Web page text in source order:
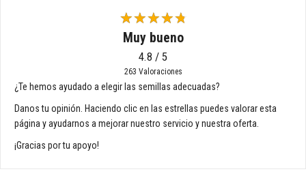
Muy bueno
4.8 / 5
263 Valoraciones
¿Te hemos ayudado a elegir las semillas adecuadas?
Danos tu opinión. Haciendo clic en las estrellas puedes valorar esta
página y ayudarnos a mejorar nuestro servicio y nuestra oferta.
¡Gracias por tu apoyo!